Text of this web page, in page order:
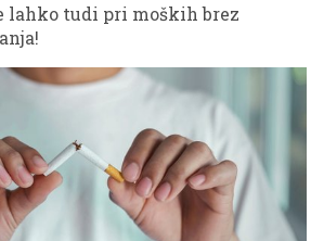
lahko tudi pri moških brez